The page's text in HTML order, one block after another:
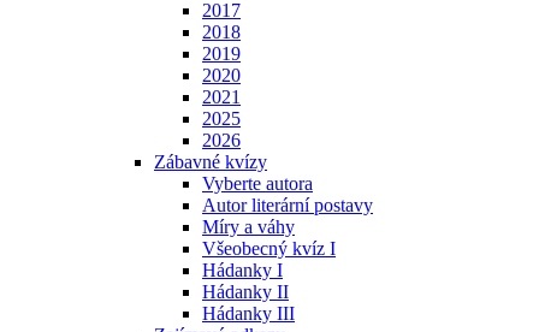
2017
2018
2019
2020
2021
2025
2026
Zábavné kvízy
Vyberte autora
Autor literární postavy
Míry a váhy
Všeobecný kvíz I
Hádanky I
Hádanky II
Hádanky III